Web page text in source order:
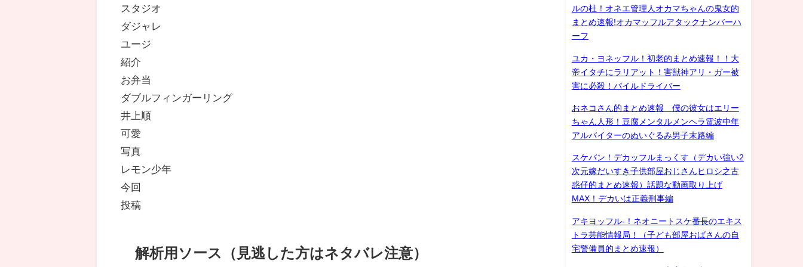
スタジオ
ダジャレ
ユージ
紹介
お弁当
ダブルフィンガーリング
井上順
可愛
写真
レモン少年
今回
投稿
解析用ソース（見逃した方はネタバレ注意）
ルの杜！オネエ管理人オカマちゃんの鬼女的
まとめ速報!オカマッフルアタックナンバーハ
ーフ
ユカ・ヨネッフル！初老的まとめ速報！！大
帝イタチにラリアット！害獣神アリ・ガー被
害に必殺！パイルドライバー
おネコさん的まとめ速報 僕の彼女はエリー
ちゃん人形！豆腐メンタルメンヘラ電波中年
アルバイターのぬいぐるみ男子末路編
スケバン！デカッフルまっくす（デカい強い2
次元嫁だいすき子供部屋おじさんヒロシ之古
惑仔的まとめ速報）話題な動画取り上げ
MAX！デカいは正義刑事編
アキヨッフル-！ネオニートスケ番長のエキス
トラ芸能情報局！（子ども部屋おばさんの自
宅警備員的まとめ速報）